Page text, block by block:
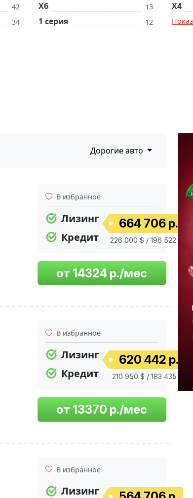
42
34
X6 13
1 серия 12
X4
Дорогие авто
В избранное
Лизинг
Кредит
664 706 р.
226 000 $ / 196 522 €
В избранное
Лизинг
Кредит
620 442 р.
210 950 $ / 183 435 €
В избранное
Лизинг